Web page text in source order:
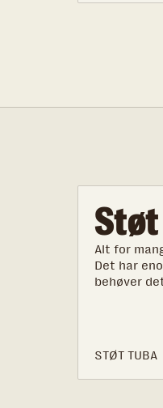
STØT TUBA
Støt
Alt for
Det har
behøver